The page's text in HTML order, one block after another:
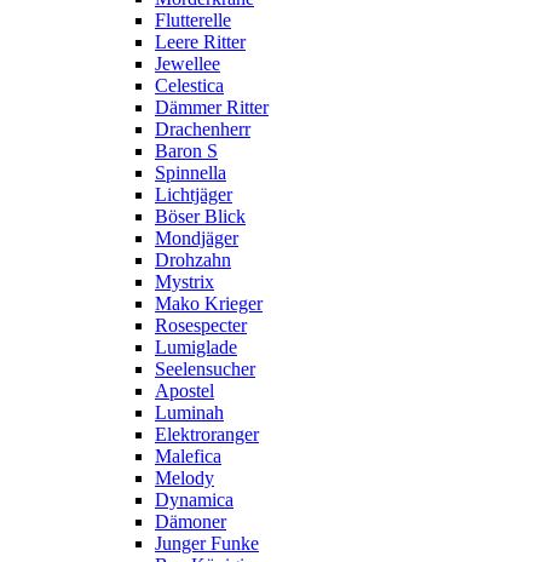
Flutterelle
Leere Ritter
Jewellee
Celestica
Dämmer Ritter
Drachenherr
Baron S
Spinnella
Lichtjäger
Böser Blick
Mondjäger
Drohzahn
Mystrix
Mako Krieger
Rosespecter
Lumiglade
Seelensucher
Apostel
Luminah
Elektroranger
Malefica
Melody
Dynamica
Dämoner
Junger Funke